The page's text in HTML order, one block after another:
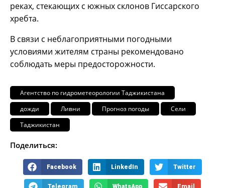
реках, стекающих с южных склонов Гиссарского
хребта.
В связи с неблагоприятными погодными
условиями жителям страны рекомендовано
соблюдать меры предосторожности.
Агентство по гидрометеорологии Таджикистана
дожди
Ливни Прогноз погоды
Сели
Таджикистан
Поделиться:
Facebook LinkedIn Twitter
Telegram WhatsApp Email